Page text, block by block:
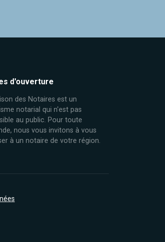
d'ouverture
des Notaires est un
notarial qui n'est pas
au public. Pour toute
nous vous invitons à vous
à un notaire de votre région.